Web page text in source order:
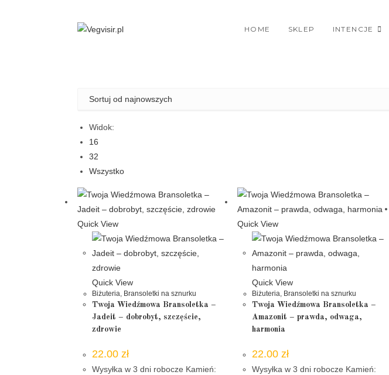
HOME SKLEP INTENCJE
Widok:
16
32
Wszystko
Quick View
Quick View
Biżuteria, Bransoletki na sznurku
Twoja Wiedźmowa Bransoletka –
Jadeit – dobrobyt, szczęście,
zdrowie
22.00 zł
Wysyłka w 3 dni robocze Kamień:
Quick View
Quick View
Biżuteria, Bransoletki na sznurku
Twoja Wiedźmowa Bransoletka –
Amazonit – prawda, odwaga,
harmonia
22.00zł
Wysyłka w 3 dni robocze Kamień: